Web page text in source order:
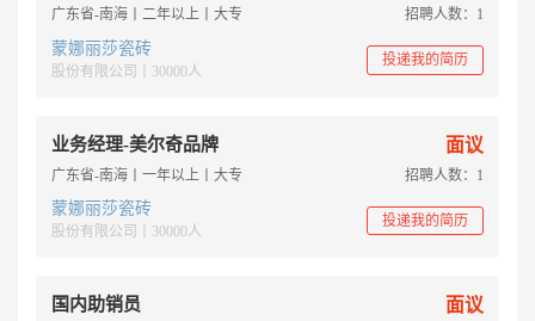
广东省-南海丨二年以上丨大专 招聘人数：1
蒙娜丽莎瓷砖
股份有限公司丨30000人
投递我的简历
业务经理-美尔奇品牌 面议
广东省-南海丨一年以上丨大专 招聘人数：1
蒙娜丽莎瓷砖
股份有限公司丨30000人
投递我的简历
国内助销员 面议